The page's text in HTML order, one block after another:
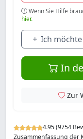
4.95 (9754
Zusammenfassung der
Wenn Sie Hilfe
hier.
Ich
In
Zur